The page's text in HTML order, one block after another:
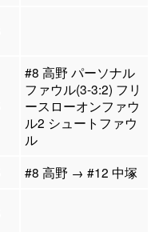
#8 高野 パーソナル
ファウル(3-3:2) フリ
ースローオンファウ
ル2 シュートファウ
ル
#8 高野 → #12 中塚